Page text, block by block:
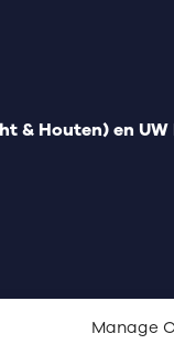
Manage
& Houten) en